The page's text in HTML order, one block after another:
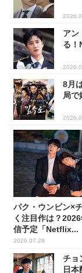
アン
る！
8月
局で
パク・ウンビン×
く注目作は？
信予定「Netflix...
2026.07.28
チョ
日